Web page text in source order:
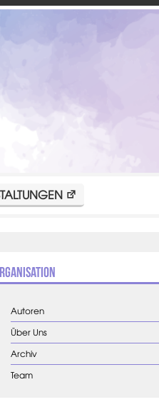
Autoren
Über Uns
Archiv
Team